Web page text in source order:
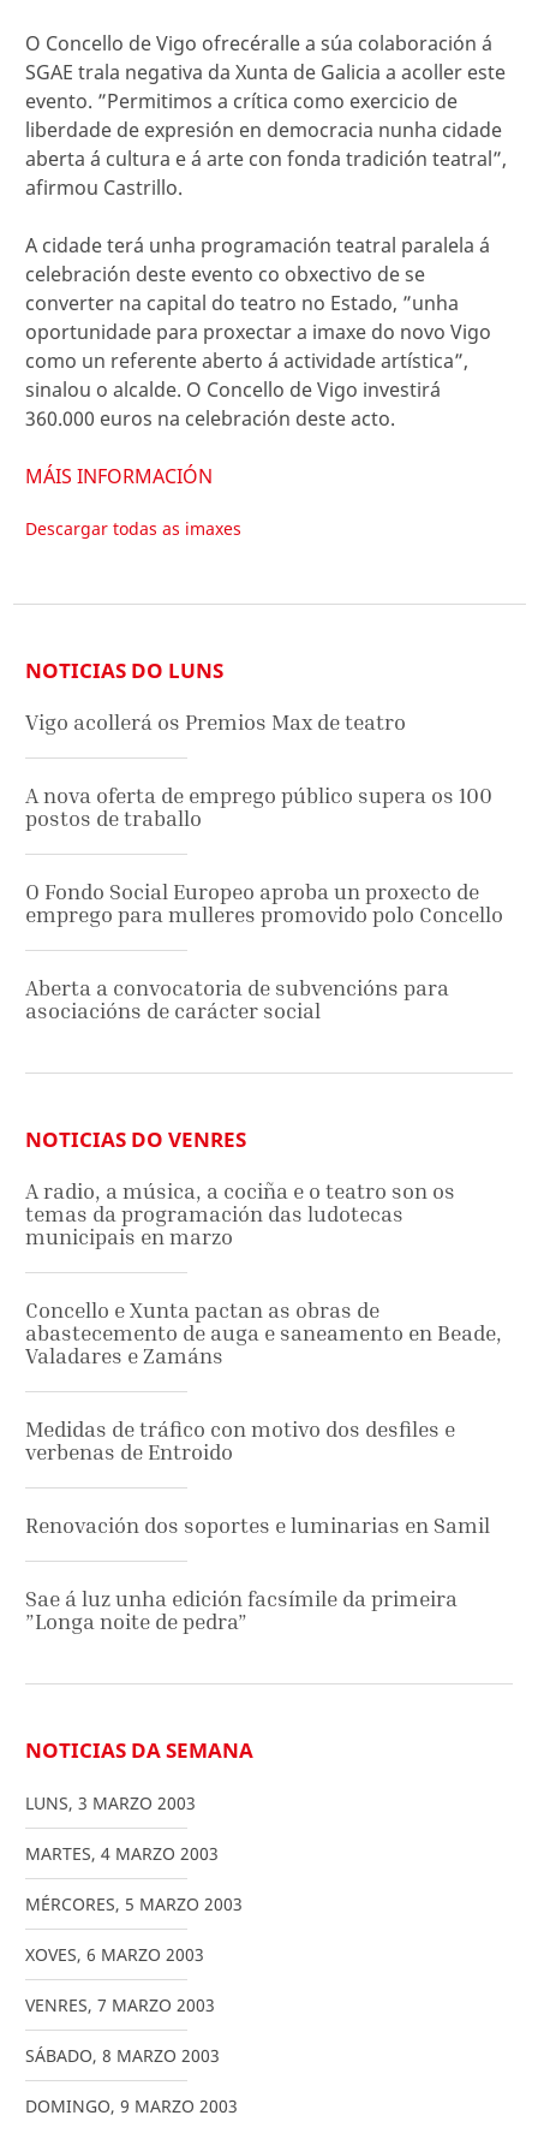
O Concello de Vigo ofrecéralle a súa colaboración á
SGAE trala negativa da Xunta de Galicia a acoller este
evento. ”Permitimos a crítica como exercicio de
liberdade de expresión en democracia nunha cidade
aberta á cultura e á arte con fonda tradición teatral”,
afirmou Castrillo.
A cidade terá unha programación teatral paralela á
celebración deste evento co obxectivo de se
converter na capital do teatro no Estado, ”unha
oportunidade para proxectar a imaxe do novo Vigo
como un referente aberto á actividade artística”,
sinalou o alcalde. O Concello de Vigo investirá
360.000 euros na celebración deste acto.
MÁIS INFORMACIÓN
Descargar todas as imaxes
NOTICIAS DO LUNS
Vigo acollerá os Premios Max de teatro
A nova oferta de emprego público supera os 100
postos de traballo
O Fondo Social Europeo aproba un proxecto de
emprego para mulleres promovido polo Concello
Aberta a convocatoria de subvencións para
asociacións de carácter social
NOTICIAS DO VENRES
A radio, a música, a cociña e o teatro son os
temas da programación das ludotecas
municipais en marzo
Concello e Xunta pactan as obras de
abastecemento de auga e saneamento en Beade,
Valadares e Zamáns
Medidas de tráfico con motivo dos desfiles e
verbenas de Entroido
Renovación dos soportes e luminarias en Samil
Sae á luz unha edición facsímile da primeira
”Longa noite de pedra”
NOTICIAS DA SEMANA
LUNS, 3 MARZO 2003
MARTES, 4 MARZO 2003
MÉRCORES, 5 MARZO 2003
XOVES, 6 MARZO 2003
VENRES, 7 MARZO 2003
SÁBADO, 8 MARZO 2003
DOMINGO, 9 MARZO 2003